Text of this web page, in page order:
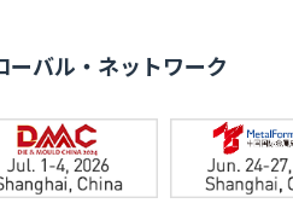
バル・ネットワーク